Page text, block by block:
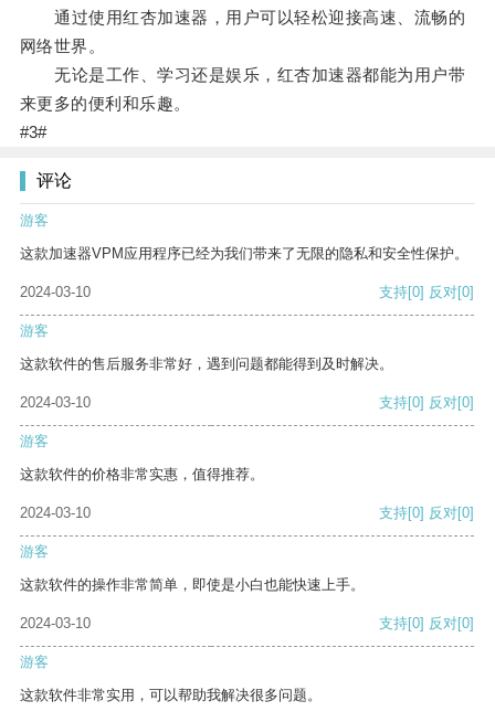
通过使用红杏加速器，用户可以轻松迎接高速、流畅的
网络世界。
无论是工作、学习还是娱乐，红杏加速器都能为用户带
来更多的便利和乐趣。
#3#
评论
游客
这款加速器VPM应用程序已经为我们带来了无限的隐私和安全性保护。
2024-03-10 支持[0] 反对[0]
游客
这款软件的售后服务非常好，遇到问题都能得到及时解决。
2024-03-10 支持[0] 反对[0]
游客
这款软件的价格非常实惠，值得推荐。
2024-03-10 支持[0] 反对[0]
游客
这款软件的操作非常简单，即使是小白也能快速上手。
2024-03-10 支持[0] 反对[0]
游客
这款软件非常实用，可以帮助我解决很多问题。